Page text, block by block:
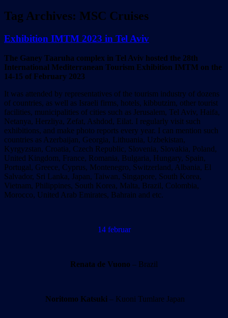
Tag Archives: MSC Cruises
Exhibition IMTM 2023 in Tel Aviv
The Ganey Taaruha complex in Tel Aviv hosted the 28th
International Mediterranean Tourism Exhibition IMTM on the
14-15 of February 2023
It was attended by representatives of the tourism industry of dozens
of countries, as well as Israeli firms, hotels, kibbutzim, other tourist
facilities, municipalities of cities such as Jerusalem, Tel Aviv, Haifa,
Netanya, Herzliya, Zefat, Ashdod, Eilat. I regularly visit such
exhibitions, and make photo reports every year. I can mention such
countries as Azerbaijan, Georgia, Lithuania, Uzbekistan,
Kyrgyzstan, Croatia, Czech Republic, Slovenia, Slovakia, Poland,
United Kingdom, France, Romania, Bulgaria, Hungary, Spain,
Portugal, Greece, Cyprus, Montenegro, Switzerland, Albania, El
Salvador, Sri Lanka, Japan, Taiwan, Singapore, South Korea,
Vietnam, Philippines, South Korea, Malta, Brazil, Colombia,
Morocco, United Arab Emirates, Bahrain and etc.
14 februar
Renata de Vuono – Brazil
Noritomo Katsuki – Kuoni Tumlare Japan